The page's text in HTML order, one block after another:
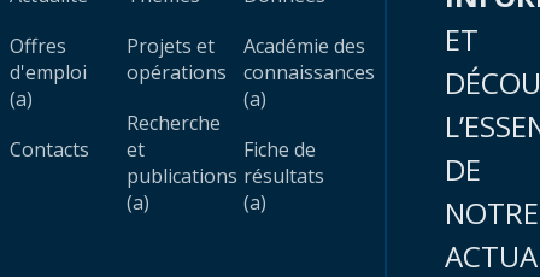
Offres
d'emploi
(a)
Contacts
Projets et
opérations
Recherche
et
publications
(a)
Académie des
connaissances
(a)
Fiche de
résultats
(a)
ET
DE
NOTRE